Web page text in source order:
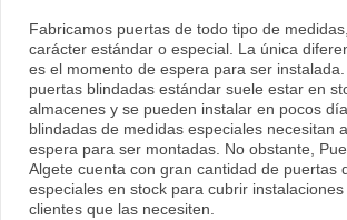
Fabricamos puertas de todo tipo de
carácter estándar o especial. La única
es el momento de espera para ser
puertas blindadas estándar suele estar en
almacenes y se pueden instalar en pocos
blindadas de medidas especiales necesitan
espera para ser montadas. No obstante,
Algete cuenta con gran cantidad de puertas
especiales en stock para cubrir
clientes que las necesiten.